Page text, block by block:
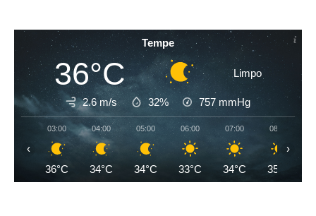
Tempe
36°C Limpo
2.6 m/s 32% 757 mmHg
03:00
36°C
04:00
34°C
05:00
34°C
06:00
33°C
07:00
34°C
08:00
35°C
‹ ›